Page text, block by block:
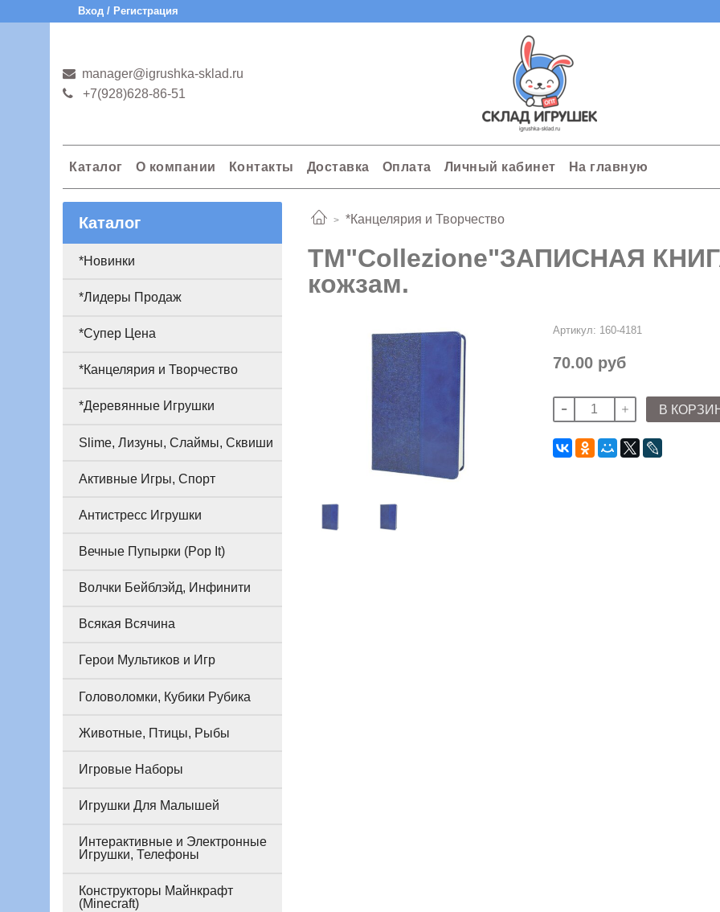
Вход / Регистрация
manager@igrushka-sklad.ru
+7(928)628-86-51
Каталог О компании Контакты Доставка Оплата Личный кабинет На главную
*Канцелярия и Творчество
TМ"Collezione"ЗАПИСНАЯ
кожзам.
Артикул: 160-4181
70.00 руб
В
Каталог
*Новинки
*Лидеры Продаж
*Супер Цена
*Канцелярия и Творчество
*Деревянные Игрушки
Slime, Лизуны, Слаймы, Сквиши
Активные Игры, Спорт
Антистресс Игрушки
Вечные Пупырки (Pop It)
Волчки Бейблэйд, Инфинити
Всякая Всячина
Герои Мультиков и Игр
Головоломки, Кубики Рубика
Животные, Птицы, Рыбы
Игровые Наборы
Игрушки Для Малышей
Интерактивные и Электронные
Игрушки, Телефоны
Конструкторы Майнкрафт
(Minecraft)